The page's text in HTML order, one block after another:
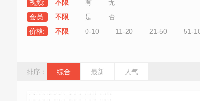
视频:
不限 有
无
会员:
不限 是
否
价格:
不限 0-10 11-20 21-50 51-
排序： 综合 最新 人气